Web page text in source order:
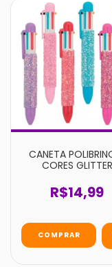
CANETA
CORES GLITTER
R$14,99